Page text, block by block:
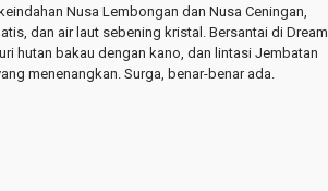
Nusa Lembongan dan Nusa Ceningan,
dan air laut sebening kristal. Bersantai di Dream
hutan bakau dengan kano, dan lintasi Jembatan
menenangkan. Surga, benar-benar ada.